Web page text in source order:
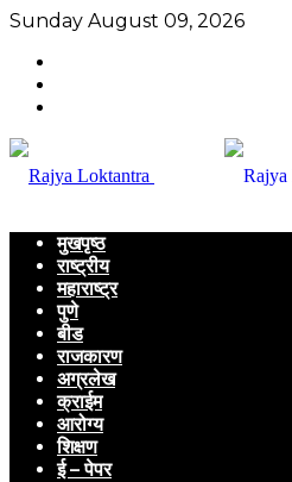
Sunday August 09, 2026
मुखपृष्ठ
राष्ट्रीय
महाराष्ट्र
पुणे
बीड
राजकारण
अग्रलेख
क्राईम
आरोग्य
शिक्षण
ई – पेपर